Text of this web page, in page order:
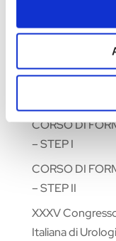
Eventi in
Congresso
Fiera
CORSO DI
– STEP I
CORSO DI
– STEP II
XXXV
Italiana di